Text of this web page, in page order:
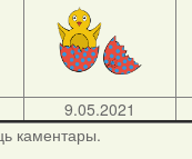
9.05.2021
каментары.